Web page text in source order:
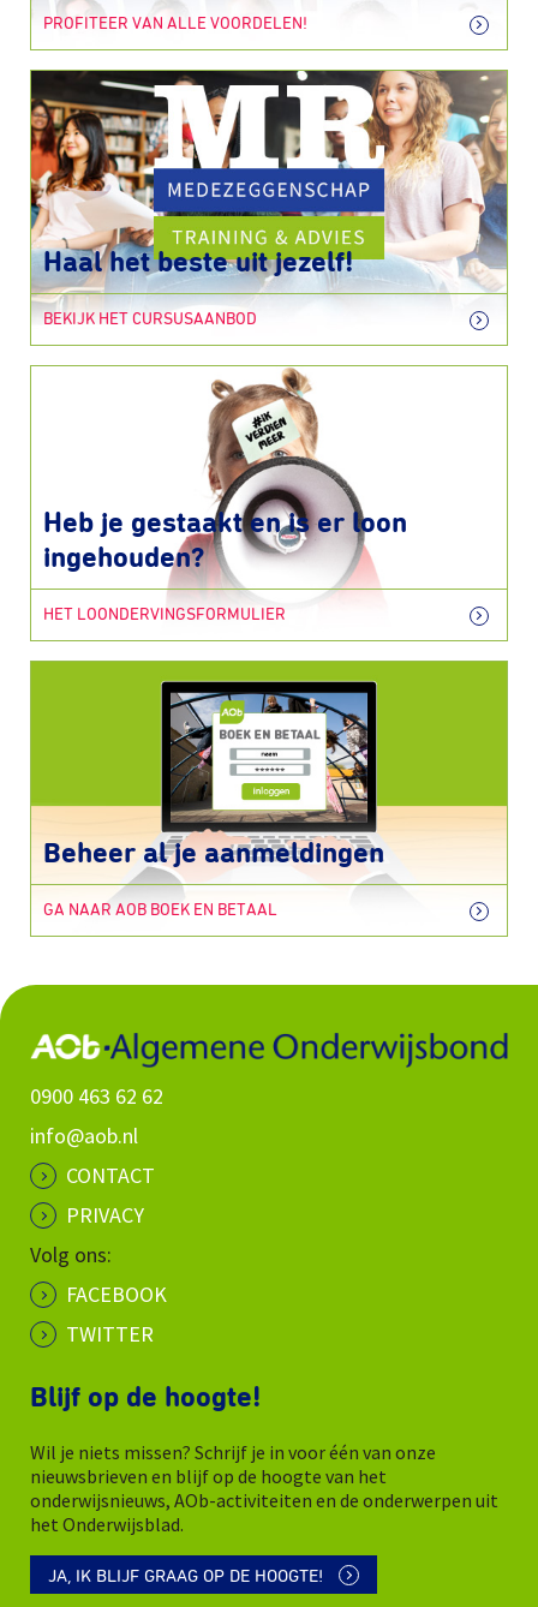
PROFITEER VAN ALLE VOORDELEN!
Haal het beste uit jezelf!
BEKIJK HET CURSUSAANBOD
Heb je gestaakt en is er loon
ingehouden?
HET LOONDERVINGSFORMULIER
Beheer al je aanmeldingen
GA NAAR AOB BOEK EN BETAAL
0900 463 62 62
info@aob.nl
CONTACT
PRIVACY
Volg ons:
FACEBOOK
TWITTER
Blijf op de hoogte!
Wil je niets missen? Schrijf je in voor één van onze
nieuwsbrieven en blijf op de hoogte van het
onderwijsnieuws, AOb-activiteiten en de onderwerpen uit
het Onderwijsblad.
JA, IK BLIJF GRAAG OP DE HOOGTE!